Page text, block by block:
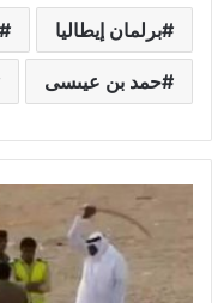
برلمان إيطاليا
حمد بن عيىسى